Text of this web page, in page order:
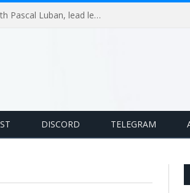
GameLoop Podcast #GL54: Q&A session with Pascal Luban, lead level designer on Splinter Cell multiplayer games
DISCORD TELEGRAM